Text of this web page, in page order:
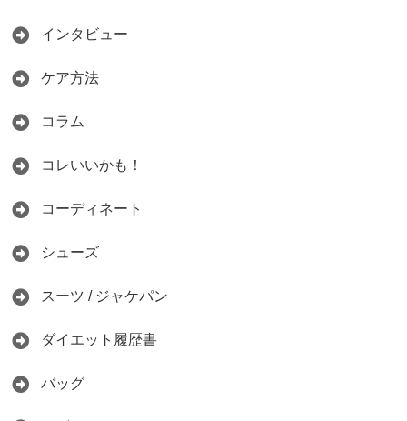
インタビュー
ケア方法
コラム
コレいいかも！
コーディネート
シューズ
スーツ / ジャケパン
ダイエット履歴書
バッグ